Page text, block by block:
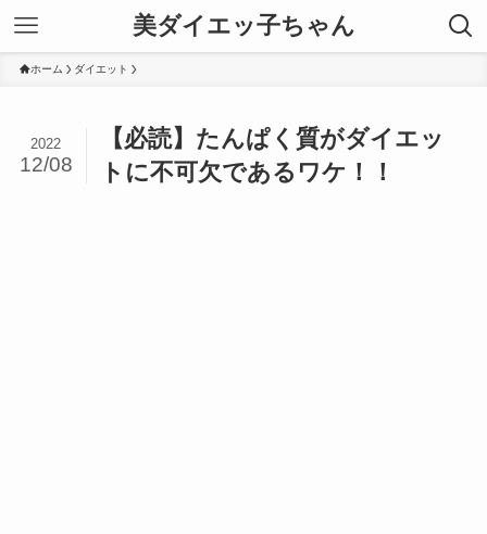
美ダイエッ子ちゃん
ホーム ダイエット
【必読】たんぱく質がダイエッ
トに不可欠であるワケ！！
2022
12/08